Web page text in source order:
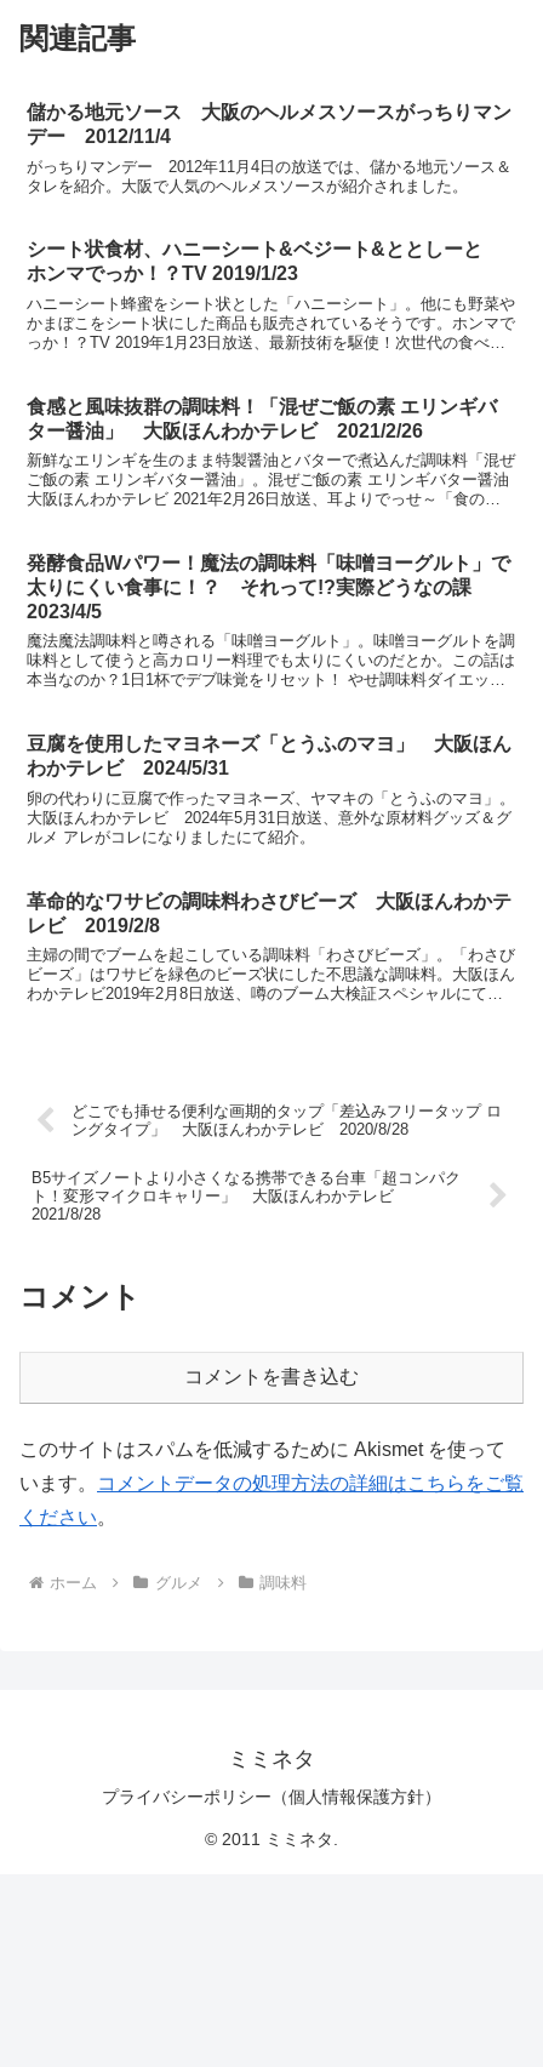
関連記事
儲かる地元ソース 大阪のヘルメスソースがっちりマン
デー 2012/11/4
がっちりマンデー 2012年11月4日の放送では、儲かる地元ソース＆
タレを紹介。大阪で人気のヘルメスソースが紹介されました。
シート状食材、ハニーシート&ベジート&ととしーと
ホンマでっか！？TV 2019/1/23
ハニーシート蜂蜜をシート状とした「ハニーシート」。他にも野菜や
かまぼこをシート状にした商品も販売されているそうです。ホンマで
っか！？TV 2019年1月23日放送、最新技術を駆使！次世代の食べ物
食感と風味抜群の調味料！「混ぜご飯の素 エリンギバ
ター醤油」 大阪ほんわかテレビ 2021/2/26
新鮮なエリンギを生のまま特製醤油とバターで煮込んだ調味料「混ぜ
ご飯の素 エリンギバター醤油」。混ぜご飯の素 エリンギバター醤油
大阪ほんわかテレビ 2021年2月26日放送、耳よりでっせ～「食のセ
発酵食品Wパワー！魔法の調味料「味噌ヨーグルト」で
太りにくい食事に！？ それって!?実際どうなの課
2023/4/5
魔法魔法調味料と噂される「味噌ヨーグルト」。味噌ヨーグルトを調
味料として使うと高カロリー料理でも太りにくいのだとか。この話は
本当なのか？1日1杯でデブ味覚をリセット！ やせ調味料ダイエット
豆腐を使用したマヨネーズ「とうふのマヨ」 大阪ほん
わかテレビ 2024/5/31
卵の代わりに豆腐で作ったマヨネーズ、ヤマキの「とうふのマヨ」。
大阪ほんわかテレビ 2024年5月31日放送、意外な原材料グッズ＆グ
ルメ アレがコレになりましたにて紹介。
革命的なワサビの調味料わさびビーズ 大阪ほんわかテ
レビ 2019/2/8
主婦の間でブームを起こしている調味料「わさびビーズ」。「わさび
ビーズ」はワサビを緑色のビーズ状にした不思議な調味料。大阪ほん
わかテレビ2019年2月8日放送、噂のブーム大検証スペシャルにて紹
どこでも挿せる便利な画期的タップ「差込みフリータップ ロ
ングタイプ」 大阪ほんわかテレビ 2020/8/28
B5サイズノートより小さくなる携帯できる台車「超コンパク
ト！変形マイクロキャリー」 大阪ほんわかテレビ
2021/8/28
コメント
コメントを書き込む
このサイトはスパムを低減するために Akismet を使って
います。
コメントデータの処理方法の詳細はこちらをご覧
ください。
ホーム グルメ 調味料
ミミネタ
プライバシーポリシー（個人情報保護方針）
© 2011 ミミネタ.